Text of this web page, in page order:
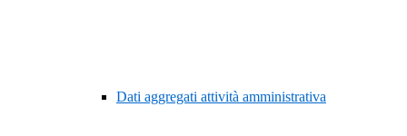
Dati aggregati attività amministrativa